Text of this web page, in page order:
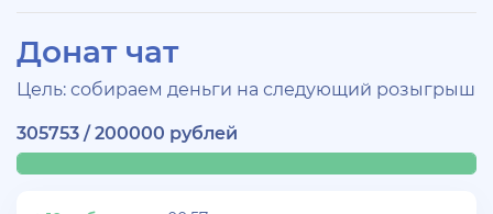
Донат чат
Цель: собираем деньги на следующий розыгрыш
305753 / 200000 рублей